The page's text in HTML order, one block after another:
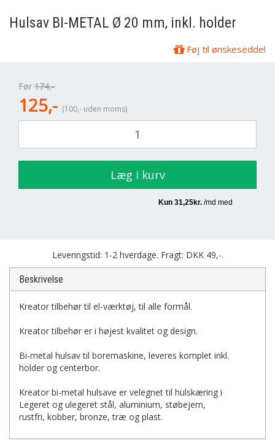
Hulsav BI-METAL Ø 20 mm, inkl. holder
Føj til ønskeseddel
Før 174,-
125,- (100,- uden moms)
Læg i kurv
Leveringstid: 1-2 hverdage. Fragt: DKK 49,-.
Beskrivelse
Kreator tilbehør til el-værktøj, til alle formål.
Kreator tilbehør er i højest kvalitet og design.
Bi-metal hulsav til boremaskine, leveres komplet inkl.
holder og centerbor.
Kreator bi-metal hulsave er velegnet til hulskæring i
Legeret og ulegeret stål, aluminium, støbejern,
rustfri, kobber, bronze, træ og plast.